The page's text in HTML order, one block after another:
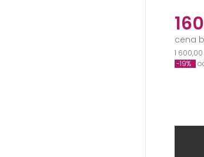
cena
1
-19%